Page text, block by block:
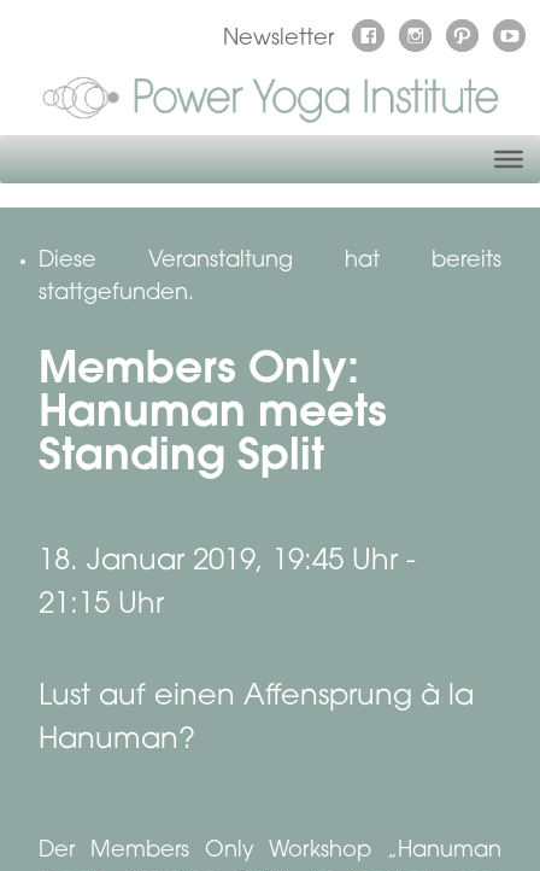
Newsletter
Diese Veranstaltung hat bereits
stattgefunden.
Members Only:
Hanuman meets
Standing Split
18. Januar 2019, 19:45 Uhr -
21:15 Uhr
Lust auf einen Affensprung à la
Hanuman?
Der Members Only Workshop „Hanuman